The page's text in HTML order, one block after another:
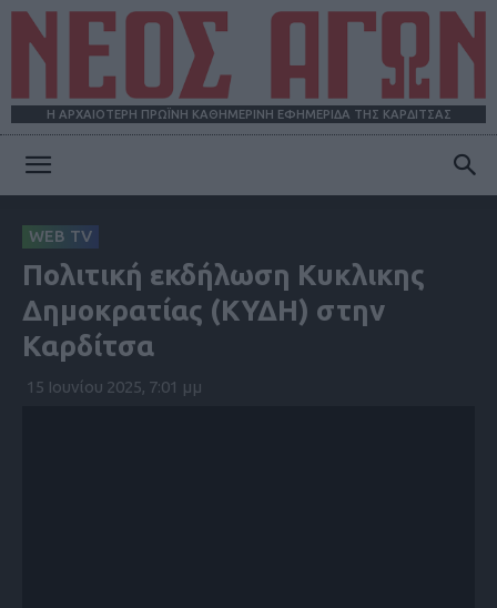
Η ΑΡΧΑΙΟΤΕΡΗ ΠΡΩΪΝΗ ΚΑΘΗΜΕΡΙΝΗ ΕΦΗΜΕΡΙΔΑ ΤΗΣ ΚΑΡΔΙΤΣΑΣ
ΑΓΩΝ
WEB TV
Πολιτική εκδήλωση Κυκλικης
Δημοκρατίας (ΚΥΔΗ) στην
Καρδίτσα
15 Ιουνίου 2025, 7:01 μμ